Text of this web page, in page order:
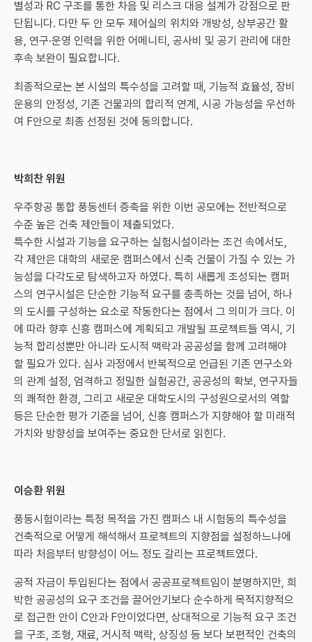
별성과 RC 구조를 통한 차음 및 리스크 대응 설계가 강점으로 판
단됩니다. 다만 두 안 모두 제어실의 위치와 개방성, 상부공간 활
용, 연구·운영 인력을 위한 어메니티, 공사비 및 공기 관리에 대한
후속 보완이 필요합니다.
최종적으로는 본 시설의 특수성을 고려할 때, 기능적 효율성, 장비
운용의 안정성, 기존 건물과의 합리적 연계, 시공 가능성을 우선하
여 F안으로 최종 선정된 것에 동의합니다.
박희찬 위원
우주항공 통합 풍동센터 증축을 위한 이번 공모에는 전반적으로
수준 높은 건축 제안들이 제출되었다.
특수한 시설과 기능을 요구하는 실험시설이라는 조건 속에서도,
각 제안은 대학의 새로운 캠퍼스에서 신축 건물이 가질 수 있는 가
능성을 다각도로 탐색하고자 하였다. 특히 새롭게 조성되는 캠퍼
스의 연구시설은 단순한 기능적 요구를 충족하는 것을 넘어, 하나
의 도시를 구성하는 요소로 작동한다는 점에서 그 의미가 크다. 이
에 따라 향후 신흥 캠퍼스에 계획되고 개발될 프로젝트들 역시, 기
능적 합리성뿐만 아니라 도시적 맥락과 공공성을 함께 고려해야
할 필요가 있다. 심사 과정에서 반복적으로 언급된 기존 연구소와
의 관계 설정, 엄격하고 정밀한 실험공간, 공공성의 확보, 연구자들
의 쾌적한 환경, 그리고 새로운 대학도시의 구성원으로서의 역할
등은 단순한 평가 기준을 넘어, 신흥 캠퍼스가 지향해야 할 미래적
가치와 방향성을 보여주는 중요한 단서로 읽힌다.
이승환 위원
풍동시험이라는 특정 목적을 가진 캠퍼스 내 시험동의 특수성을
건축적으로 어떻게 해석해서 프로젝트의 지향점을 설정하느냐에
따라 처음부터 방향성이 어느 정도 갈리는 프로젝트였다.
공적 자금이 투입된다는 점에서 공공프로젝트임이 분명하지만, 희
박한 공공성의 요구 조건을 끌어안기보다 순수하게 목적지향적으
로 접근한 안이 C안과 F안이었다면, 상대적으로 기능적 요구 조건
을 구조, 조형, 재료, 거시적 맥락, 상징성 등 보다 보편적인 건축의